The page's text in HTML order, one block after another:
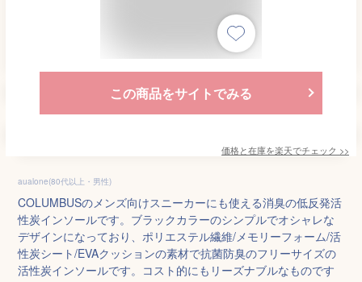
この商品をサイトでみる
価格と在庫を楽天でチェック >>
aualone(80代以上・男性)
COLUMBUSのメンズ向けスニーカーにも使える消臭の低反発活
性炭インソールです。ブラックカラーのシンプルでオシャレな
デザインになっており、ポリエステル繊維/メモリーフォーム/活
性炭シート/EVAクッションの素材で抗菌防臭のフリーサイズの
活性炭インソールです。コスト的にもリーズナブルなものです